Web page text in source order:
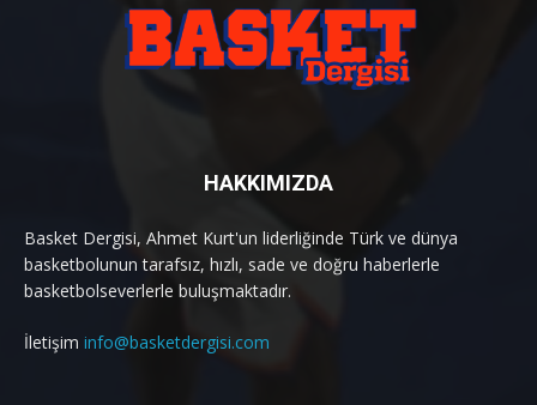
HAKKIMIZDA
Basket Dergisi, Ahmet Kurt'un liderliğinde Türk ve dünya
basketbolunun tarafsız, hızlı, sade ve doğru haberlerle
basketbolseverlerle buluşmaktadır.
İletişim info@basketdergisi.com